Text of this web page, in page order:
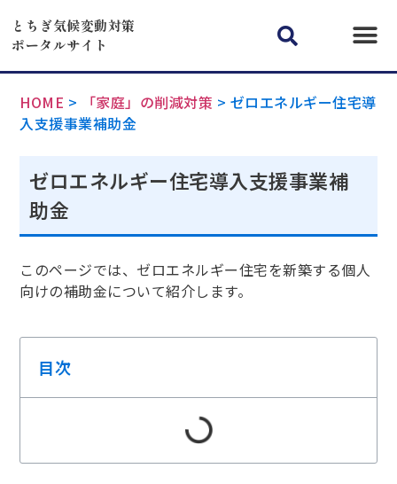
とちぎ気候変動対策
ポータルサイト
HOME > 「家庭」の削減対策 > ゼロエネルギー住宅導
入支援事業補助金
ゼロエネルギー住宅導入支援事業補
助金
このページでは、ゼロエネルギー住宅を新築する個人
向けの補助金について紹介します。
目次